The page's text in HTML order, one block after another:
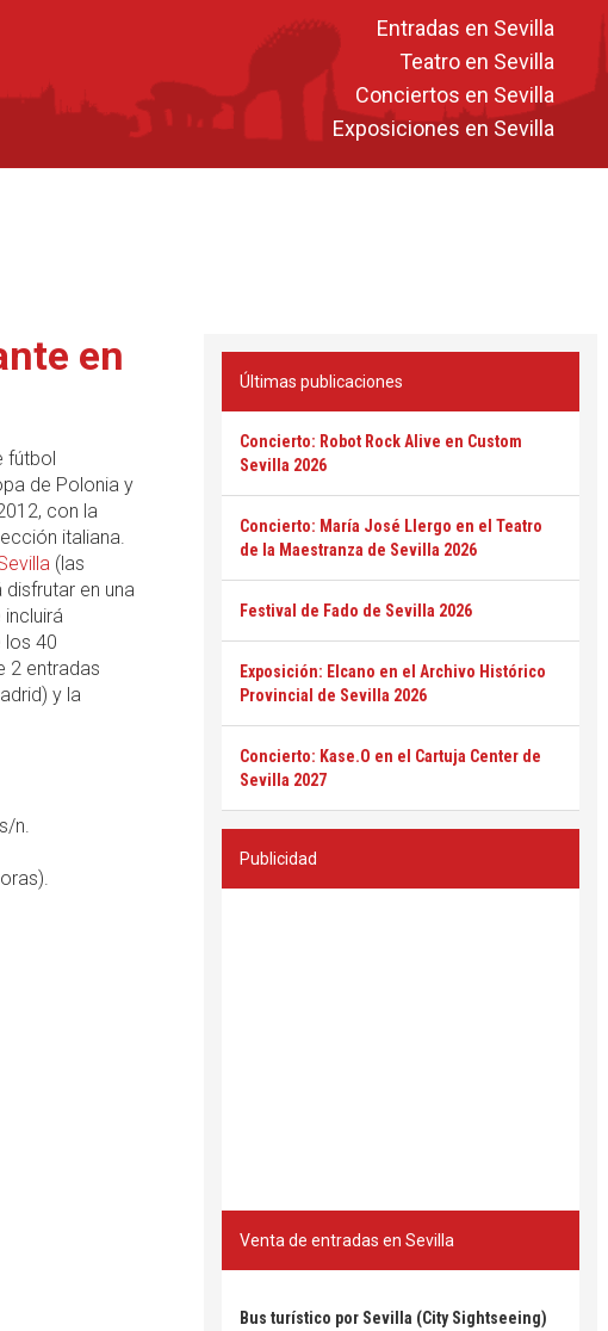
Entradas en Sevilla
Teatro en Sevilla
Conciertos en Sevilla
Exposiciones en Sevilla
en
fútbol
de Polonia y
con la
italiana.
(las
en una
los 40
2 entradas
y la
n.
Últimas publicaciones
Concierto: Robot Rock Alive en Custom
Sevilla 2026
Concierto: María José Llergo en el Teatro
de la Maestranza de Sevilla 2026
Festival de Fado de Sevilla 2026
Exposición: Elcano en el Archivo Histórico
Provincial de Sevilla 2026
Concierto: Kase.O en el Cartuja Center de
Sevilla 2027
Publicidad
Venta de entradas en Sevilla
Bus turístico por Sevilla (City Sightseeing)